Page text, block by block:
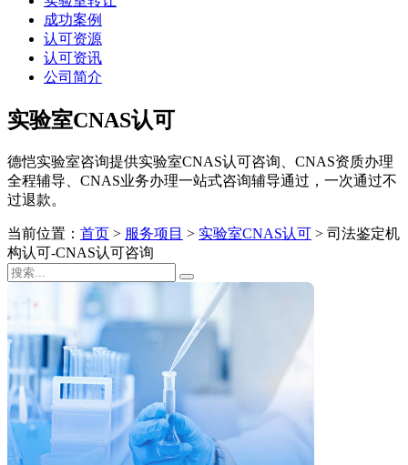
成功案例
认可资源
认可资讯
公司简介
实验室CNAS认可
德恺实验室咨询提供实验室CNAS认可咨询、CNAS资质办理
全程辅导、CNAS业务办理一站式咨询辅导通过，一次通过不
过退款。
当前位置： 首页 > 服务项目 > 实验室CNAS认可 > 司法鉴定机
构认可-CNAS认可咨询